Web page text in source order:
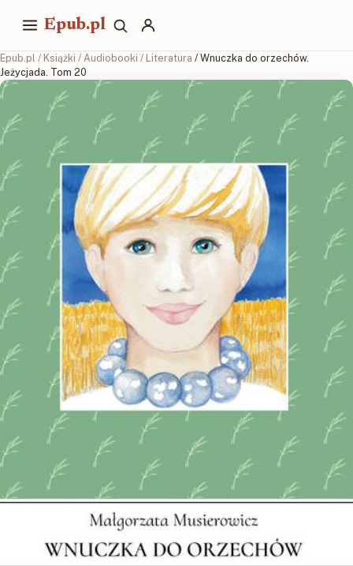
Epub.pl
Epub.pl / Książki / Audiobooki / Literatura / Wnuczka do orzechów.
Jeżycjada. Tom 20